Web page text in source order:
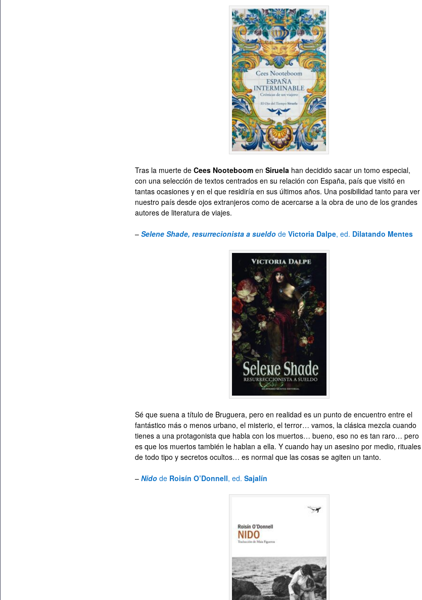
Tras la muerte de Cees Nooteboom en Siruela han decidido sacar un tomo especial,
con una selección de textos centrados en su relación con España, país que visitó en
tantas ocasiones y en el que residiría en sus últimos años. Una posibilidad tanto para ver
nuestro país desde ojos extranjeros como de acercarse a la obra de uno de los grandes
autores de literatura de viajes.
– Selene Shade, resurrecionista a sueldo de Victoria Dalpe, ed. Dilatando Mentes
Sé que suena a título de Bruguera, pero en realidad es un punto de encuentro entre el
fantástico más o menos urbano, el misterio, el terror… vamos, la clásica mezcla cuando
tienes a una protagonista que habla con los muertos… bueno, eso no es tan raro… pero
es que los muertos también le hablan a ella. Y cuando hay un asesino por medio, rituales
de todo tipo y secretos ocultos… es normal que las cosas se agiten un tanto.
– Nido de Roisín O’Donnell, ed. Sajalín